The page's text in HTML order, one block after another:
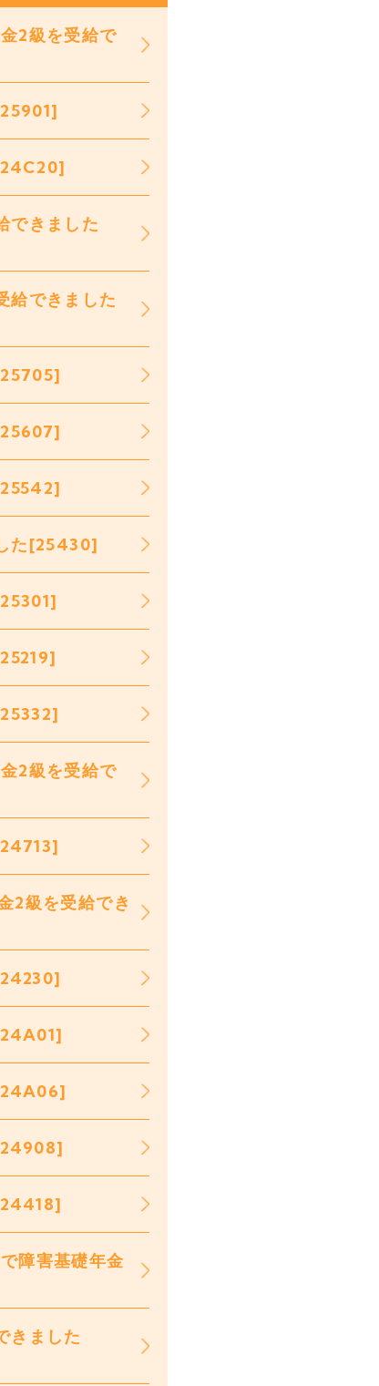
2級を受給で
できました
給できました
た[25430]
2級を受給で
2級を受給でき
障害基礎年金
きました